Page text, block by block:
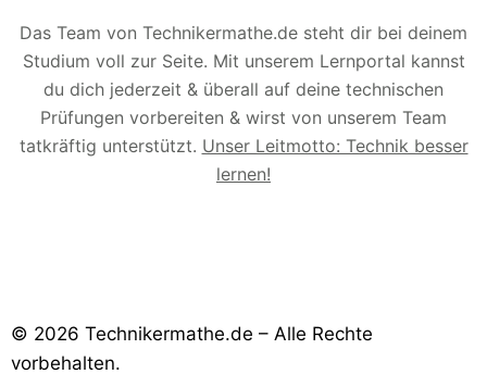
Das Team von Technikermathe.de steht dir bei deinem
Studium voll zur Seite. Mit unserem Lernportal kannst
du dich jederzeit & überall auf deine technischen
Prüfungen vorbereiten & wirst von unserem Team
tatkräftig unterstützt. Unser Leitmotto: Technik besser
lernen!
© 2026 Technikermathe.de – Alle Rechte
vorbehalten.